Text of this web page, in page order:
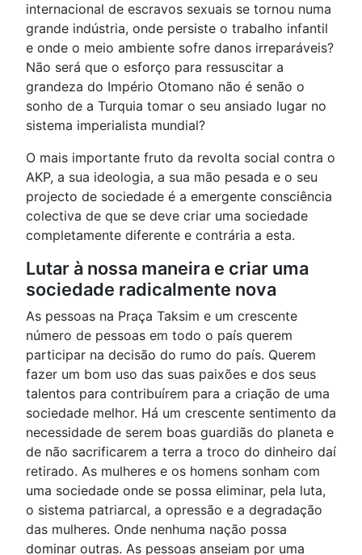
internacional de escravos sexuais se tornou numa
grande indústria, onde persiste o trabalho infantil
e onde o meio ambiente sofre danos irreparáveis?
Não será que o esforço para ressuscitar a
grandeza do Império Otomano não é senão o
sonho de a Turquia tomar o seu ansiado lugar no
sistema imperialista mundial?
O mais importante fruto da revolta social contra o
AKP, a sua ideologia, a sua mão pesada e o seu
projecto de sociedade é a emergente consciência
colectiva de que se deve criar uma sociedade
completamente diferente e contrária a esta.
Lutar à nossa maneira e criar uma
sociedade radicalmente nova
As pessoas na Praça Taksim e um crescente
número de pessoas em todo o país querem
participar na decisão do rumo do país. Querem
fazer um bom uso das suas paixões e dos seus
talentos para contribuírem para a criação de uma
sociedade melhor. Há um crescente sentimento da
necessidade de serem boas guardiãs do planeta e
de não sacrificarem a terra a troco do dinheiro daí
retirado. As mulheres e os homens sonham com
uma sociedade onde se possa eliminar, pela luta,
o sistema patriarcal, a opressão e a degradação
das mulheres. Onde nenhuma nação possa
dominar outras. As pessoas anseiam por uma